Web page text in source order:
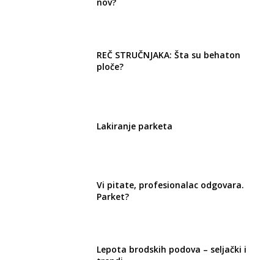
REČ STRUČNJAKA: Šta su behaton
ploče?
Lakiranje parketa
Vi pitate, profesionalac odgovara.
Parket?
Lepota brodskih podova – seljački i